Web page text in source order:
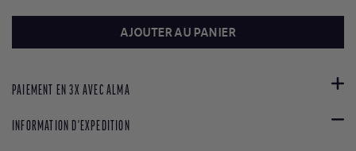
AJOUTER AU PANIER
PAIEMENT EN 3X AVEC ALMA
INFORMATION D'EXPEDITION